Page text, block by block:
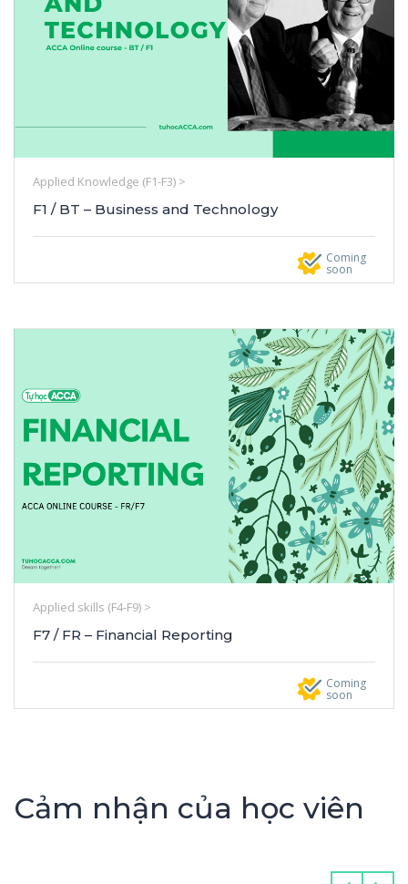
Applied Knowledge (F1-F3) >
F1 / BT – Business and Technology
Coming
soon
Applied skills (F4-F9) >
F7 / FR – Financial Reporting
Coming
soon
Cảm nhận của học viên